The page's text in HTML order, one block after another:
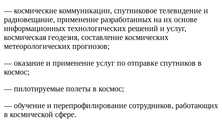
— космические коммуникации, спутниковое телевидение и
радиовещание, применение разработанных на их основе
информационных технологических решений и услуг,
космическая геодезия, составление космических
метеорологических прогнозов;
— оказание и применение услуг по отправке спутников в
космос;
— пилотируемые полеты в космос;
— обучение и перепрофилирование сотрудников, работающих
в космической сфере.